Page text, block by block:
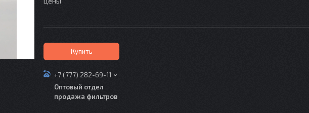
Купить
+7 (777) 282-69-11
Оптовый отдел
продажа фильтров